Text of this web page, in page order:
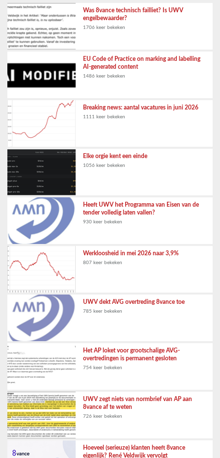
Was 8vance technisch failliet? Is UWV
engelbewaarder?
1706 keer bekeken
EU Code of Practice on marking and labelling
AI-generated content
1486 keer bekeken
Breaking news: aantal vacatures in juni 2026
1111 keer bekeken
Elke orgie kent een einde
1056 keer bekeken
Heeft UWV het Programma van Eisen van de
tender volledig laten vallen?
930 keer bekeken
Werkloosheid in mei 2026 naar 3,9%
807 keer bekeken
UWV dekt AVG overtreding 8vance toe
785 keer bekeken
Het AP loket voor grootschalige AVG-
overtredingen is permanent gesloten
754 keer bekeken
UWV zegt niets van normbrief van AP aan
8vance af te weten
726 keer bekeken
Hoeveel (serieuze) klanten heeft 8vance
eigenlijk? René Veldwijk vervolgt